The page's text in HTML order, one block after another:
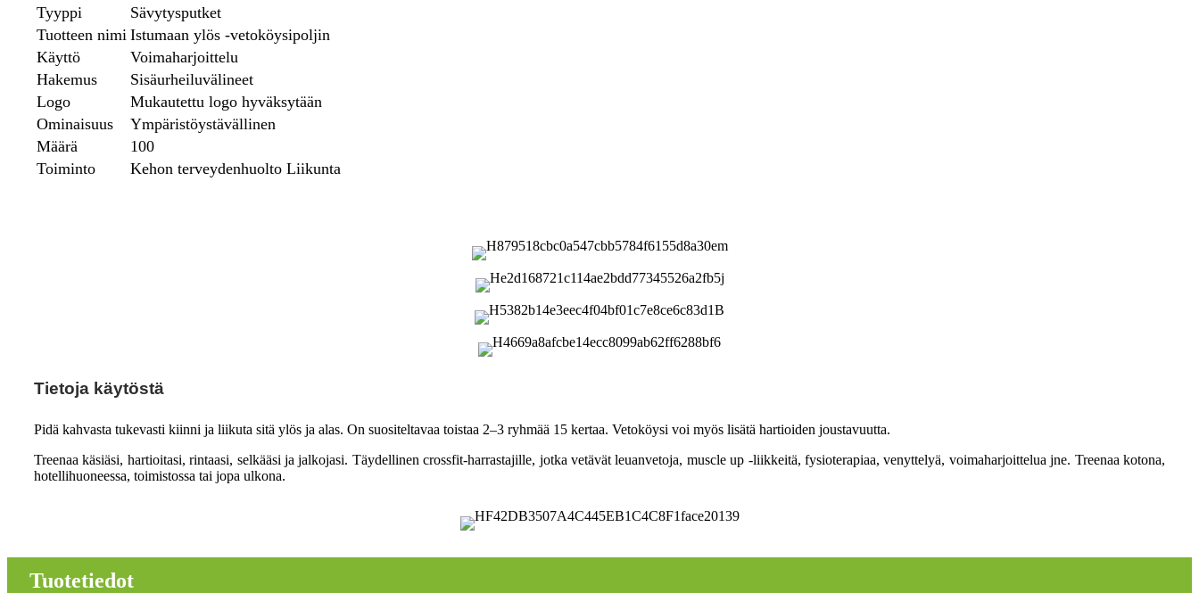
Tyyppi
Sävytysputket
Tuotteen nimi Istumaan ylös -vetoköysipoljin
Käyttö
Voimaharjoittelu
Hakemus
Sisäurheiluvälineet
Logo
Mukautettu logo hyväksytään
Ominaisuus
Ympäristöystävällinen
Määrä
100
Toiminto
Kehon terveydenhuolto Liikunta
Tietoja käytöstä
Pidä kahvasta tukevasti kiinni ja liikuta sitä ylös ja alas. On suositeltavaa toistaa 2–3 ryhmää 15 kertaa. Vetoköysi voi myös lisätä hartioiden joustavuutta.
Treenaa käsiäsi, hartioitasi, rintaasi, selkääsi ja jalkojasi. Täydellinen crossfit-harrastajille, jotka vetävät leuanvetoja, muscle up -liikkeitä, fysioterapiaa, venyttelyä, voimaharjoittelua jne. Treenaa kotona,
hotellihuoneessa, toimistossa tai jopa ulkona.
Tuotetiedot